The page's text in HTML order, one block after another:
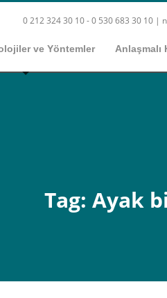
0 212 324 30 10 - 0 530 683 30 10 |
ve Yöntemler Anlaşmalı
Tag: Ayak